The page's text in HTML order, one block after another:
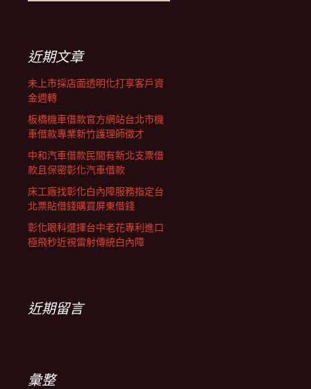
列近期文章
未上市採店面透明化打享客戶資
金週轉
板橋機車借款官方網站台北市機
車借款專業新竹護理師徵才
中和汽車借款民間有新北支票借
款且保密彰化汽車借款
床工廠找彰化白內障服務指定台
北票貼借錢購買屏東借錢
彰化眼科選擇台中老花專利進口
極飛秒近視雷射傳統白內障
近期留言
彙整